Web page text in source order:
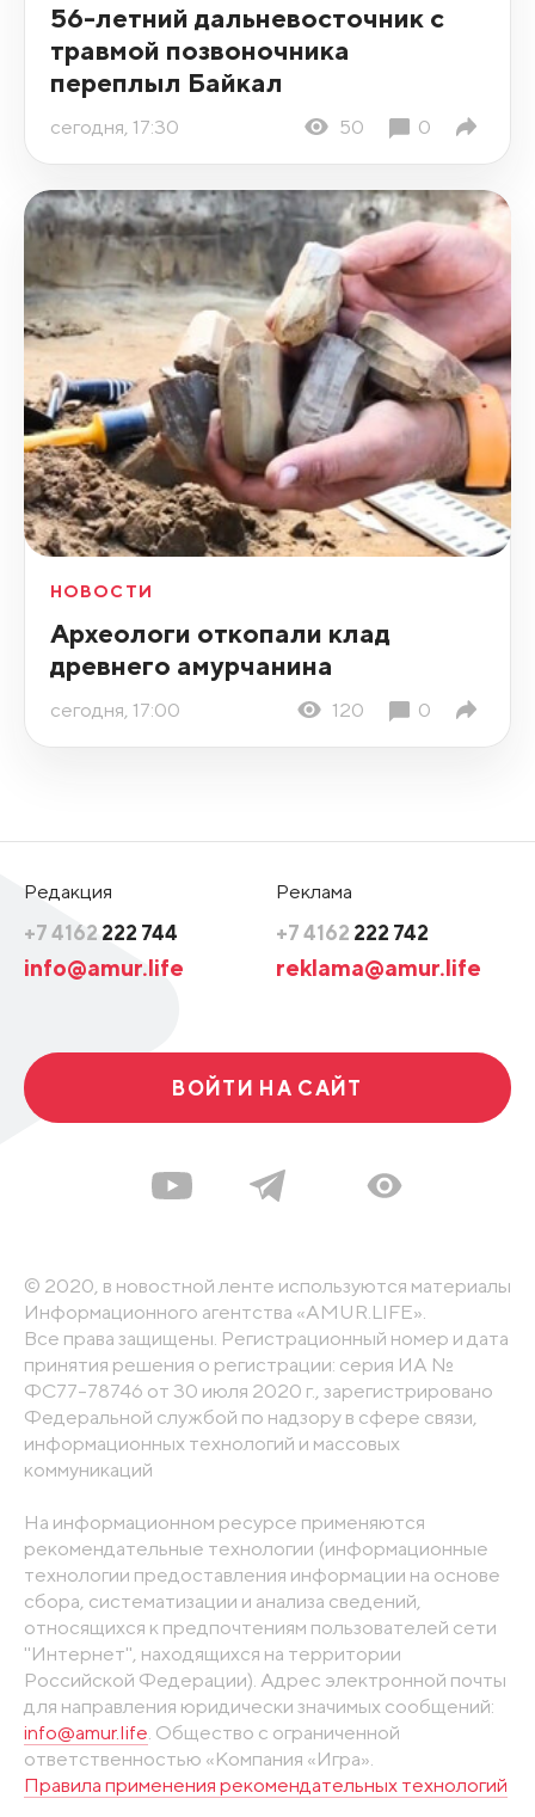
56-летний дальневосточник с
травмой позвоночника
переплыл Байкал
сегодня, 17:30 50 0
НОВОСТИ
Археологи откопали клад
древнего амурчанина
сегодня, 17:00 120 0
Редакция
+7 4162 222 744
info@amur.life
Реклама
+7 4162 222 742
reklama@amur.life
ВОЙТИ НА САЙТ
© 2020, в новостной ленте используются материалы
Информационного агентства «AMUR.LIFE».
Все права защищены. Регистрационный номер и дата
принятия решения о регистрации: серия ИА №
ФС77-78746 от 30 июля 2020 г., зарегистрировано
Федеральной службой по надзору в сфере связи,
информационных технологий и массовых
коммуникаций
На информационном ресурсе применяются
рекомендательные технологии (информационные
технологии предоставления информации на основе
сбора, систематизации и анализа сведений,
относящихся к предпочтениям пользователей сети
"Интернет", находящихся на территории
Российской Федерации). Адрес электронной почты
для направления юридически значимых сообщений:
info@amur.life . Общество с ограниченной
ответственностью «Компания «Игра».
Правила применения рекомендательных технологий